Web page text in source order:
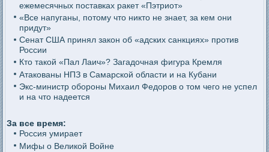
ежемесячных поставках ракет «Пэтриот»
«Все напуганы, потому что никто не знает, за кем они
придут»
Сенат США принял закон об «адских санкциях» против
России
Кто такой «Пал Лаич»? Загадочная фигура Кремля
Атакованы НПЗ в Самарской области и на Кубани
Экс-министр обороны Михаил Федоров о том чего не успел
и на что надеется
За все время:
Россия умирает
Мифы о Великой Войне